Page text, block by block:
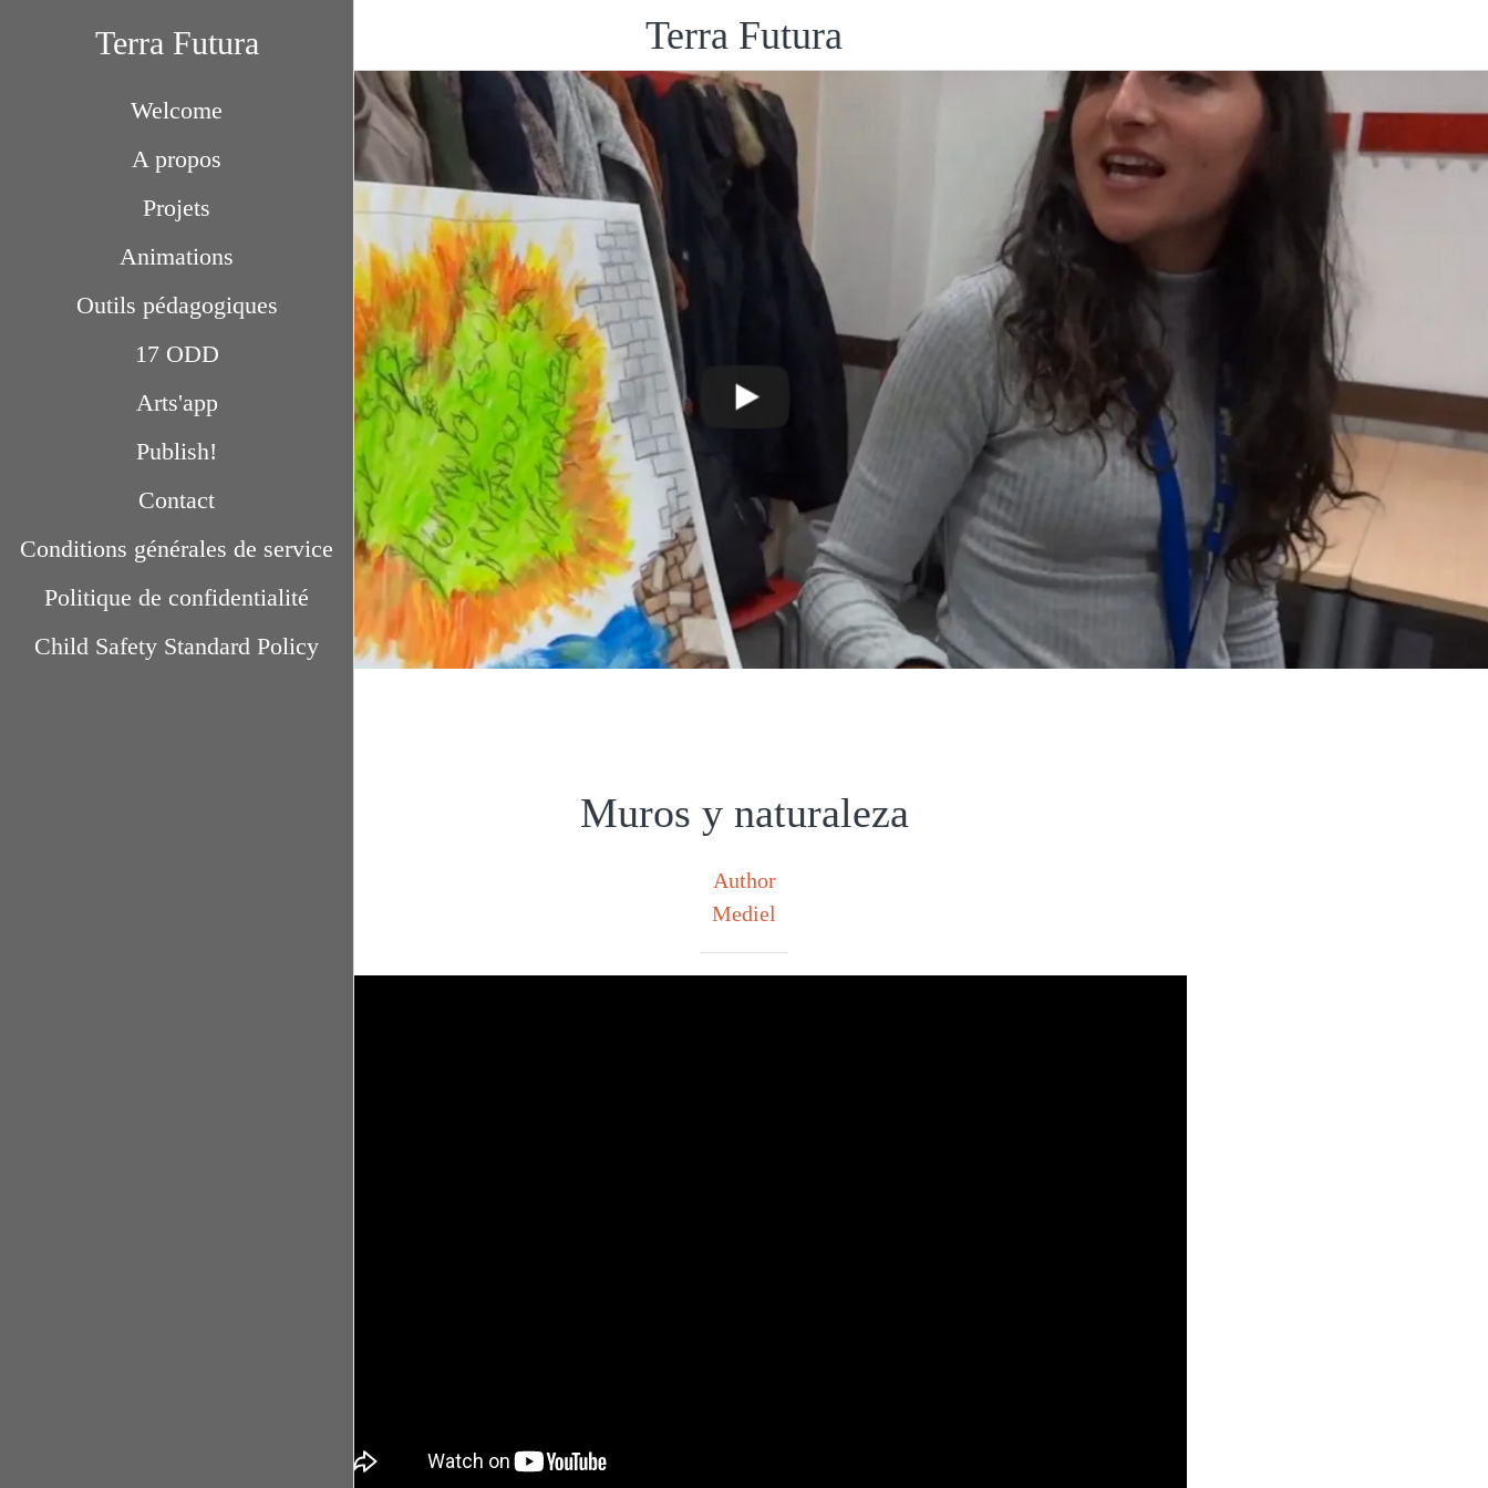
Terra Futura
Welcome
A propos
Projets
Animations
Outils pédagogiques
17 ODD
Arts'app
Publish!
Contact
Conditions générales de service
Politique de confidentialité
Child Safety Standard Policy
Terra Futura
Muros y naturaleza
Author
Mediel